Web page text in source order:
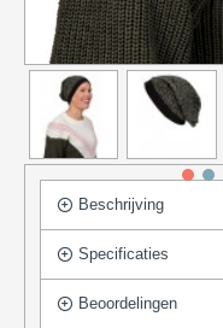
Beschrijving
Specificaties
Beoordelingen